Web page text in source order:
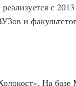
с
и
На базе